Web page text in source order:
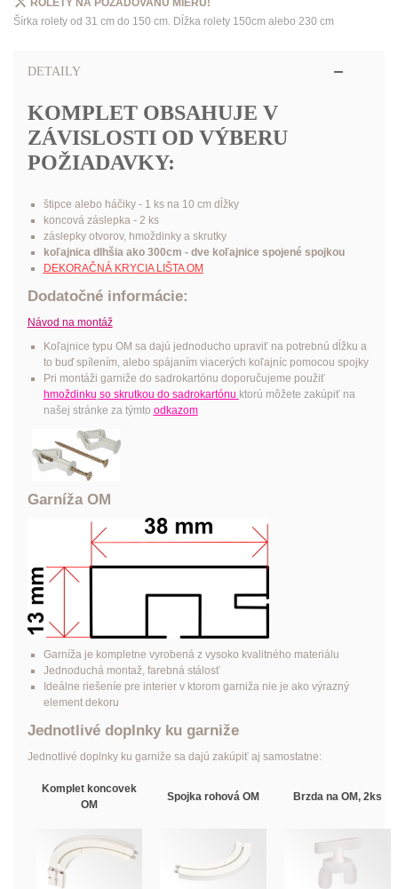
Šírka rolety od 31 cm do 150 cm. Dĺžka rolety 150cm alebo 230 cm
DETAILY
KOMPLET OBSAHUJE V
ZÁVISLOSTI OD VÝBERU
POŽIADAVKY:
štipce alebo háčiky - 1 ks na 10 cm dĺžky
koncová záslepka - 2 ks
záslepky otvorov, hmoždinky a skrutky
koľajnica dlhšia ako 300cm - dve koľajnice spojené spojkou
DEKORAČNÁ KRYCIA LIŠTA OM
Dodatočné informácie:
Návod na montáž
Koľajnice typu OM sa dajú jednoducho upraviť na potrebnú dĺžku a
to buď spílením, alebo spájaním viacerých koľajníc pomocou spojky
Pri montáži garniže do sadrokartónu doporučujeme použiť
hmoždinku so skrutkou do sadrokartónu ktorú môžete zakúpiť na
našej stránke za týmto odkazom
Garníža OM
Garníža je kompletne vyrobená z vysoko kvalitného materiálu
Jednoduchá montaž, farebná stálosť
Ideálne riešeníe pre interier v ktorom garniža nie je ako výrazný
element dekoru
Jednotlivé doplnky ku garniže
Jednotlivé doplnky ku garniže sa dajú zakúpiť aj samostatne:
Komplet koncovek
OM
Spojka rohová OM Brzda na OM, 2ks